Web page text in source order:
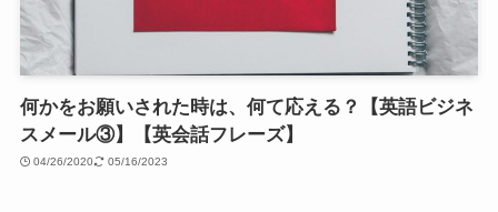
何かをお願いされた時は、何て応える？【英語ビジネ
スメール③】【英会話フレーズ】
04/26/2020 05/16/2023